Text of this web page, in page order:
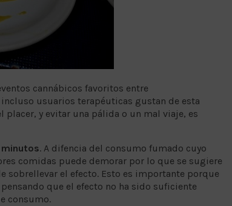
cannábicos favoritos entre
usuarios terapéuticas gustan de esta
y evitar una pálida o un mal viaje, es
. A difencia del consumo fumado cuyo
comidas puede demorar por lo que se sugiere
sobrellevar el efecto. Esto es importante porque
que el efecto no ha sido suficiente
consumo.